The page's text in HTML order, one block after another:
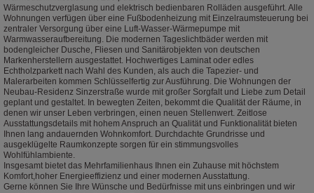
Wärmeschutzverglasung und elektrisch bedienbaren Rolläden ausgeführt. Alle
Wohnungen verfügen über eine Fußbodenheizung mit Einzelraumsteuerung bei
zentraler Versorgung über eine Luft-Wasser-Wärmepumpe mit
Warmwasseraufbereitung. Die modernen Tageslichtbäder werden mit
bodengleicher Dusche, Fliesen und Sanitärobjekten von deutschen
Markenherstellern ausgestattet. Hochwertiges Laminat oder edles
Echtholzparkett nach Wahl des Kunden, als auch die Tapezier- und
Malerarbeiten kommen Schlüsselfertig zur Ausführung. Die Wohnungen der
Neubau-Residenz Sinzerstraße wurde mit großer Sorgfalt und Liebe zum Detail
geplant und gestaltet. In bewegten Zeiten, bekommt die Qualität der Räume, in
denen wir unser Leben verbringen, einen neuen Stellenwert. Zeitlose
Ausstattungsdetails mit hohem Anspruch an Qualität und Funktionalität bieten
Ihnen lang andauernden Wohnkomfort. Durchdachte Grundrisse und
ausgeklügelte Raumkonzepte sorgen für ein stimmungsvolles
Wohlfühlambiente.
Insgesamt bietet das Mehrfamilienhaus Ihnen ein Zuhause mit höchstem
Komfort,hoher Energieeffizienz und einer modernen Ausstattung.
Gerne können Sie Ihre Wünsche und Bedürfnisse mit uns einbringen und wir